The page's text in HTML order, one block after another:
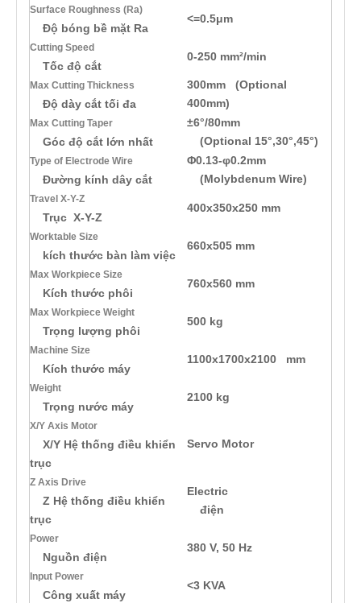
Surface Roughness (Ra)
Độ bóng bề mặt Ra
<=0.5μm
Cutting Speed
Tốc độ cắt
0-250 mm²/min
Max Cutting Thickness
Độ dày cắt tối đa
300mm (Optional
400mm)
Max Cutting Taper
Góc độ cắt lớn nhất
±6°/80mm
(Optional 15°,30°,45°)
Type of Electrode Wire
Đường kính dây cắt
Φ0.13-φ0.2mm
(Molybdenum Wire)
Travel X-Y-Z
Trục X-Y-Z
400x350x250 mm
Worktable Size
kích thước bàn làm việc
660x505 mm
Max Workpiece Size
Kích thước phôi
760x560 mm
Max Workpiece Weight
Trọng lượng phôi
500 kg
Machine Size
Kích thước máy
1100x1700x2100 mm
Weight
Trọng nước máy
2100 kg
X/Y Axis Motor
X/Y Hệ thống điều khiển
trục
Servo Motor
Z Axis Drive
Z Hệ thống điều khiển
trục
Electric
điện
Power
Nguồn điện
380 V, 50 Hz
Input Power
Công xuất máy
<3 KVA